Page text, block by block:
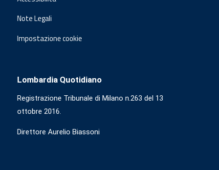
Note Legali
Impostazione cookie
Lombardia Quotidiano
Registrazione Tribunale di Milano n.263 del 13
ottobre 2016.
Direttore Aurelio Biassoni